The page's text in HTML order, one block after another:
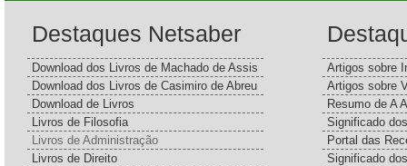
Destaques Netsaber
Download dos Livros de Machado de Assis
Download dos Livros de Casimiro de Abreu
Download de Livros
Livros de Filosofia
Livros de Administração
Livros de Direito
Artigos sobre
Artigos sobre
Resumo de A
Significado
Portal das
Significado